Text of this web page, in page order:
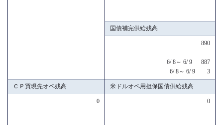
国債補完供給残高
890
6/ 8～ 6/ 9 887
6/ 8～ 6/ 9 3
ＣＰ買現先オペ残高 米ドルオペ用担保国債供給残高
0 0